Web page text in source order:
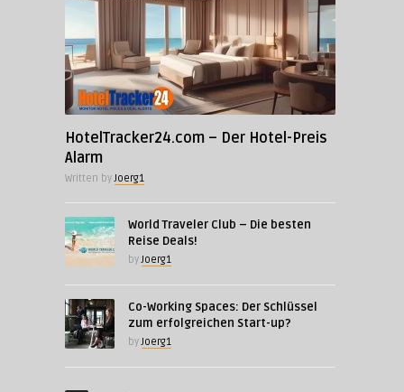
HotelTracker24.com – Der Hotel-Preis
Alarm
Written byJoerg1
World Traveler Club – Die besten
Reise Deals!
byJoerg1
Co-Working Spaces: Der Schlüssel
zum erfolgreichen Start-up?
byJoerg1